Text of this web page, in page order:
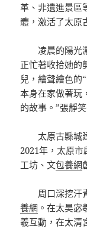
革、非遺進景區
體，激活了太原
凌晨的陽光
正忙著收拾她的
兒，繪聲繪色的
本身在家做著玩
的故事。”張靜
太原古縣城
2021年，太原
工坊、文包養網
周口深挖汗
養網 。在太昊
羲互動，在太清